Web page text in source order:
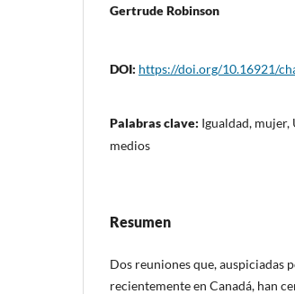
Gertrude Robinson
DOI: https://doi.org/10.16921/
Palabras clave: Igualdad, mujer,
medios
Resumen
Dos reuniones que, auspiciadas
recientemente en Canadá, han